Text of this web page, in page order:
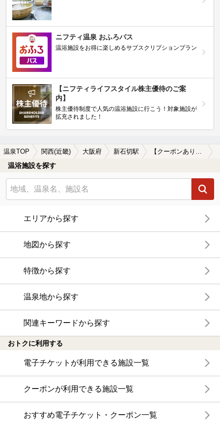
ニフティ温泉 おふろパス
温浴施設をお得に楽しめるサブスクリプションプラン
【ニフティライフスタイル株主優待のご案
内】
株主優待制度で人気の温浴施設に行こう！対象施設が
拡充されました！
温泉TOP 関西(近畿) 大阪府 新石切駅
温浴施設を探す
エリアから探す
地図から探す
特徴から探す
温泉地から探す
関連キーワードから探す
おトクに利用する
電子チケットが利用できる施設一覧
クーポンが利用できる施設一覧
おすすめ電子チケット・クーポン一覧